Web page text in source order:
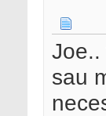
Joe..
sau